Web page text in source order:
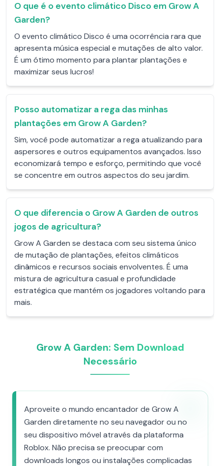
O que é o evento climático Disco em Grow A
Garden?
O evento climático Disco é uma ocorrência rara que
apresenta música especial e mutações de alto valor.
É um ótimo momento para plantar plantações e
maximizar seus lucros!
Posso automatizar a rega das minhas
plantações em Grow A Garden?
Sim, você pode automatizar a rega atualizando para
aspersores e outros equipamentos avançados. Isso
economizará tempo e esforço, permitindo que você
se concentre em outros aspectos do seu jardim.
O que diferencia o Grow A Garden de outros
jogos de agricultura?
Grow A Garden se destaca com seu sistema único
de mutação de plantações, efeitos climáticos
dinâmicos e recursos sociais envolventes. É uma
mistura de agricultura casual e profundidade
estratégica que mantém os jogadores voltando para
mais.
Grow A Garden: Sem Download
Necessário
Aproveite o mundo encantador de Grow A
Garden diretamente no seu navegador ou no
seu dispositivo móvel através da plataforma
Roblox. Não precisa se preocupar com
downloads longos ou instalações complicadas